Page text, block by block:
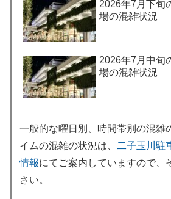
2026年7月下旬
場の混雑状況
2026年7月中旬
場の混雑状況
一般的な曜日別、時間帯別の混雑
イムの混雑の状況は、
二子玉川駐
情報にてご案内していますので、
さい。